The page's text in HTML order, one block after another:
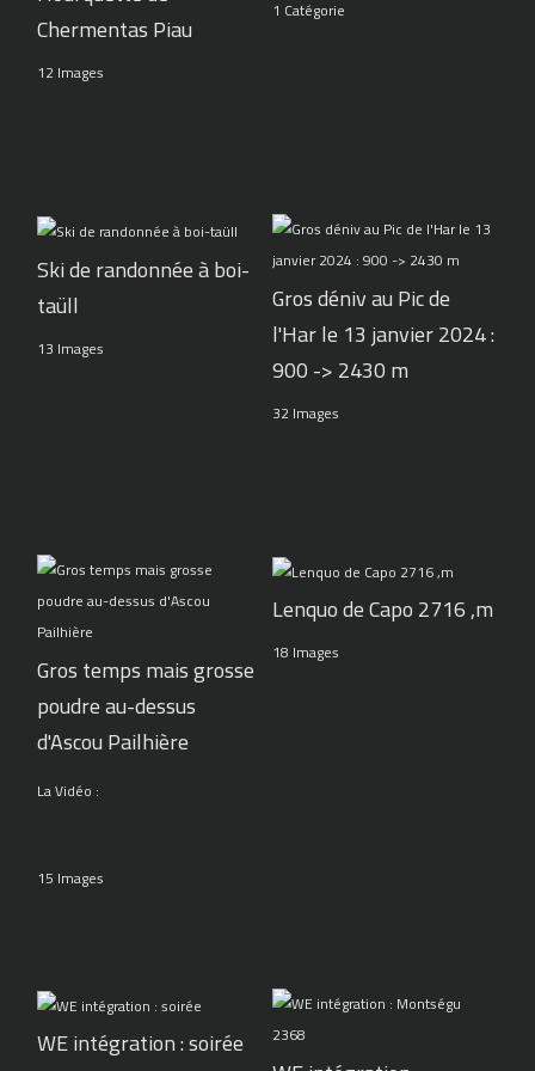
Chermentas Piau
12 Images
1 Catégorie
Ski de randonnée à boi-
taüll
13 Images
Gros déniv au Pic de
l'Har le 13 janvier 2024 :
900 -> 2430 m
32 Images
Gros temps mais grosse
poudre au-dessus
d'Ascou Pailhière
La Vidéo :
15 Images
Lenquo de Capo 2716 ,m
18 Images
WE intégration : soirée